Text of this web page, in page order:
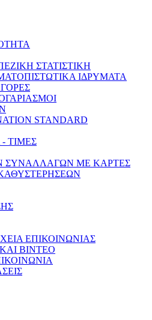
ΣΤΑΤΙΣΤΙΚΗ
ΙΔΡΥΜΑΤΑ
STANDARD
ΤΙΜΕΣ
ΣΥΝΑΛΛΑΓΩΝ ΜΕ ΚΑΡΤΕΣ
ΕΠΙΚΟΙΝΩΝΙΑΣ
ΒΙΝΤΕΟ